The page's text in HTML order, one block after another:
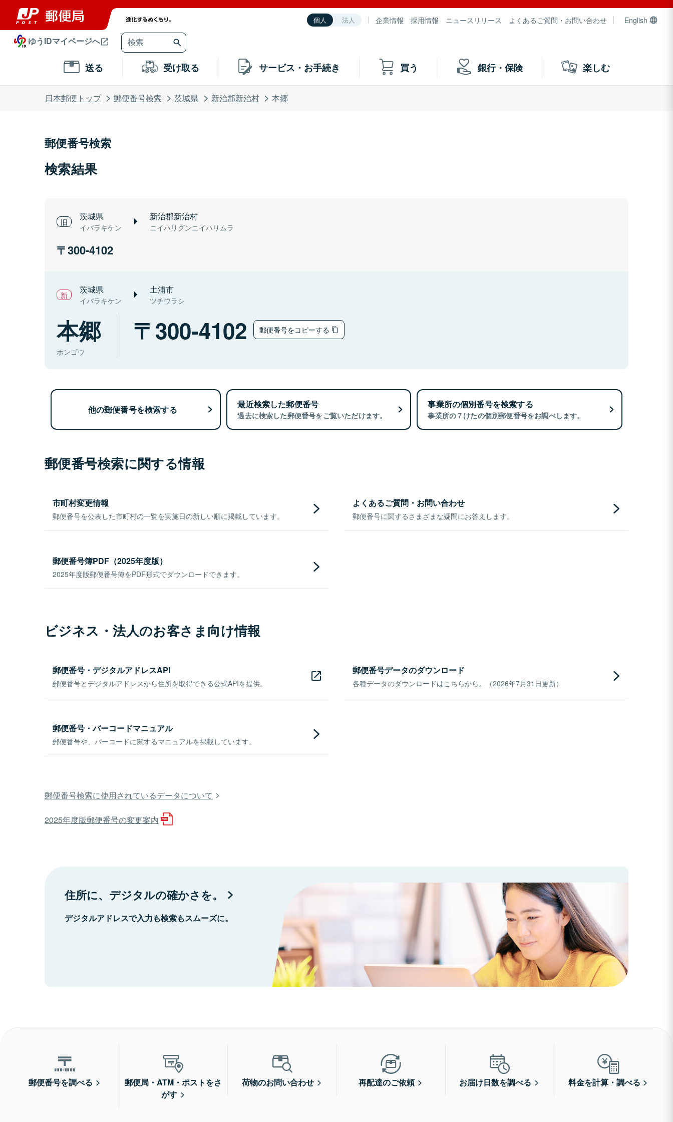
個人 法人 企業情報 採用情報 ニュースリリース よくあるご質問・お問い合わせ English
ゆうIDマイページへ
送る 受け取る サービス・お手続き 買う 銀行・保険 楽しむ
日本郵便トップ 郵便番号検索 茨城県 新治郡新治村 本郷
郵便番号検索
検索結果
茨城県
イバラキケン
新治郡新治村
ニイハリグンニイハリムラ
300-4102
茨城県
イバラキケン
土浦市
ツチウラシ
本郷
ホンゴウ
300-4102 郵便番号をコピーする
他の郵便番号を検索する 最近検索した郵便番号
過去に検索した郵便番号をご覧いただけます。
事業所の個別番号を検索する
事業所の７けたの個別郵便番号をお調べします。
郵便番号検索に関する情報
市町村変更情報
郵便番号を公表した市町村の一覧を実施日の新しい順に掲載しています。
よくあるご質問・お問い合わせ
郵便番号に関するさまざまな疑問にお答えします。
郵便番号簿PDF（2025年度版）
2025年度版郵便番号簿をPDF形式でダウンロードできます。
ビジネス・法人のお客さま向け情報
郵便番号・デジタルアドレスAPI
郵便番号とデジタルアドレスから住所を取得できる公式APIを提供。
郵便番号データのダウンロード
各種データのダウンロードはこちらから。（2026年7月31日更新）
郵便番号・バーコードマニュアル
郵便番号や、バーコードに関するマニュアルを掲載しています。
郵便番号検索に使用されているデータについて
2025年度版郵便番号の変更案内
住所に、デジタルの確かさを。
デジタルアドレスで入力も検索もスムーズに。
郵便番号を調べる
郵便局・ATM・ポストをさ
がす
荷物のお問い合わせ 再配達のご依頼 お届け日数を調べる 料金を計算・調べる